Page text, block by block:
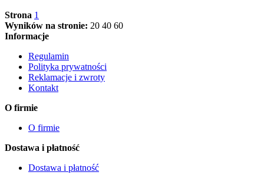
Strona 1
Wyników na stronie: 20 40 60
Informacje
Regulamin
Polityka prywatności
Reklamacje i zwroty
Kontakt
O firmie
O firmie
Dostawa i płatność
Dostawa i płatność